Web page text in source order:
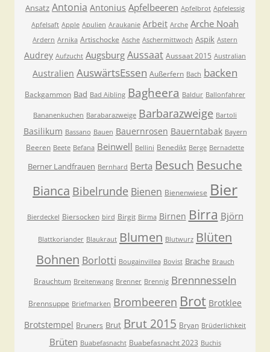
Ansatz Antonia Antonius Apfelbeeren Apfelbrot Apfelessig
Apfelsaft Apple Apulien Araukanie Arbeit Arche Arche Noah
Ardern Arnika Artischocke Asche Aschermittwoch Aspik Astern
Audrey Aufzucht Augsburg Aussaat Aussaat 2015 Australian
Australien AuswärtsEssen Außerfern Bach backen
Backgammon Bad Bad Aibling Bagheera Baldur Ballonfahrer
Bananenkuchen Barabarazweige Barbarazweige Bartoli
Basilikum Bassano Bauen Bauernrosen Bauerntabak Bayern
Beeren Beete Befana Beinwell Bellini Benedikt Berge Bernadette
Berner Landfrauen Bernhard Berta Besuch Besuche
Bianca Bibelrunde Bienen Bienenwiese Bier
Bierdeckel Biersocken bird Birgit Birma Birnen Birra Björn
Blattkoriander Blaukraut Blumen Blutwurz Blüten
Bohnen Borlotti Bougainvillea Bovist Brache Brauch
Brauchtum Breitenwang Brenner Brennig Brennnesseln
Brennsuppe Briefmarken Brombeeren Brot Brotklee
Brotstempel Bruners Brut Brut 2015 Bryan Brüderlichkeit
Brüten Buabefasnacht Buabefasnacht 2023 Buchis